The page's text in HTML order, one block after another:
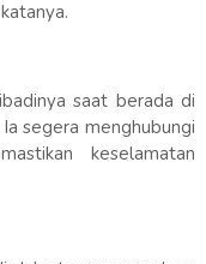
saat berada di
segera menghubungi
keselamatan